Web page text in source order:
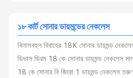
১৮ কার্ট সোনার ডায়মন্ডের নেকলেস
বিলাসবহুল বিবাহের 18K সোনার ডায়মন্ড
ডিভাস ড্রিম 18 কে সোনার ডায়মন্ড নেকলেস
18 কে সোনার বি জিরো 1 ডায়মন্ড নেকলেস